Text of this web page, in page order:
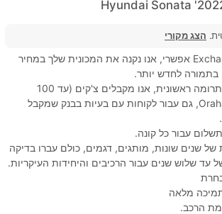
הצג מקורי
מסחר, Exchange (Trad-in) אפשרי, אנו נקנה את המכונית שלך במחיר
מימון של 100%, ללא תרומה ראשונית, אנו מקבלים צ'קים (עד 100
צ'קים), הופכים את Orahat, גם עבור לקוחות עם בעיות בבנק שמקבל
עבור כל קונה.
של שנים שונות, מותגים, דגמים, כולם עברו בדיקה
עד שלוש שנים עבור הרכיבים והיחידות העיקריות.
מלאה
הרכב.